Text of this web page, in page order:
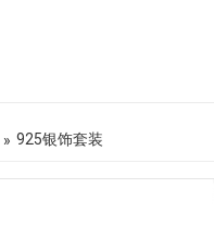
» 925银饰套装